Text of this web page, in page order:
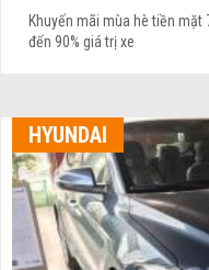
Khuyến mãi mùa hè tiền mặt
đến 90% giá trị xe
HYUNDAI